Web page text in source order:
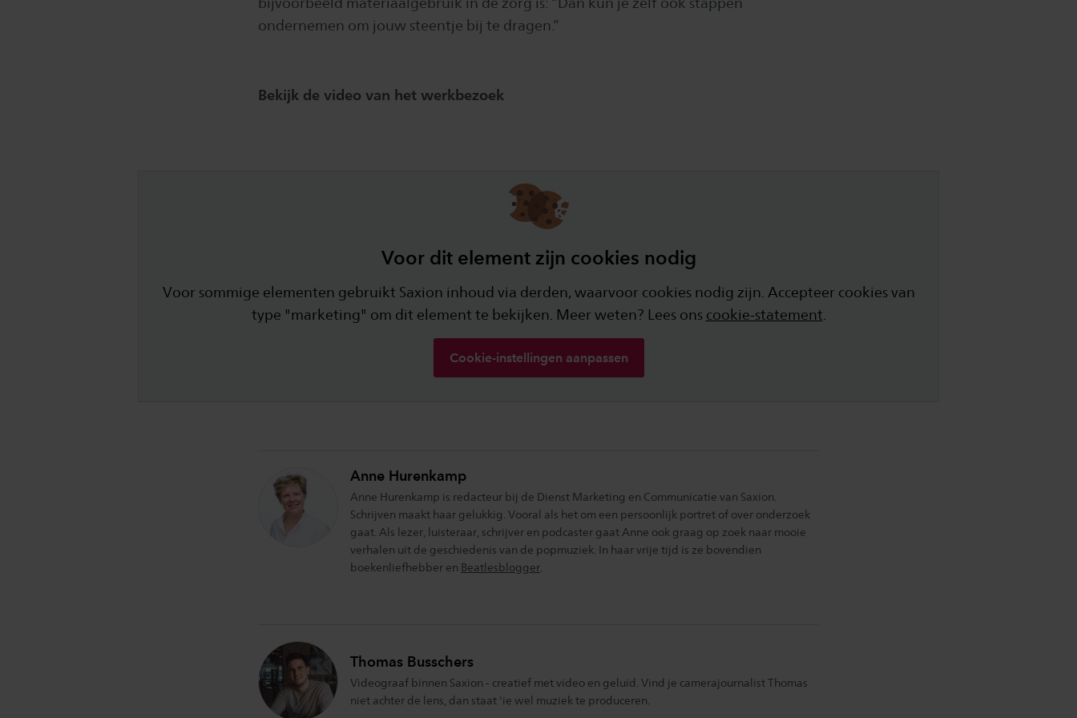
ondernemen om jouw steentje bij te dragen.”
Bekijk de video van het werkbezoek
Voor dit element zijn cookies nodig
Voor sommige elementen gebruikt Saxion inhoud via derden, waarvoor cookies nodig zijn. Accepteer cookies van
type "marketing" om dit element te bekijken. Meer weten? Lees ons cookie-statement
Cookie-instellingen aanpassen
Anne Hurenkamp
Anne Hurenkamp is redacteur bij de Dienst Marketing en Communicatie van Saxion.
Schrijven maakt haar gelukkig. Vooral als het om een persoonlijk portret of over onderzoek
gaat. Als lezer, luisteraar, schrijver en podcaster gaat Anne ook graag op zoek naar mooie
verhalen uit de geschiedenis van de popmuziek. In haar vrije tijd is ze bovendien
boekenliefhebber en Beatlesblogger
Thomas Busschers
Videograaf binnen Saxion - creatief met video en geluid. Vind je camerajournalist Thomas
niet achter de lens, dan staat 'ie wel muziek te produceren.